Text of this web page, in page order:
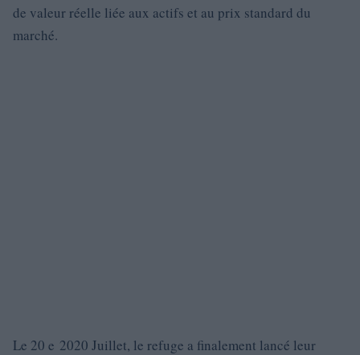
de valeur réelle liée aux actifs et au prix standard du
marché.
Le 20 e 2020 Juillet, le refuge a finalement lancé leur